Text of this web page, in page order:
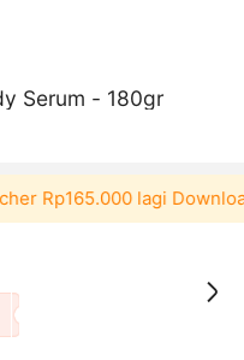
Serum - 180gr
Rp165.000 lagi